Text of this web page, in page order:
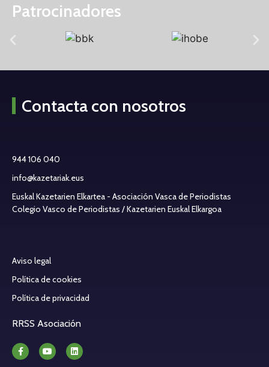
Patrocinadores
Contacta con nosotros
944 106 040
info@kazetariak.eus
Euskal Kazetarien Elkartea - Asociación Vasca de Periodistas
Colegio Vasco de Periodistas / Kazetarien Euskal Elkargoa
Aviso legal
Política de cookies
Política de privacidad
RRSS Asociación